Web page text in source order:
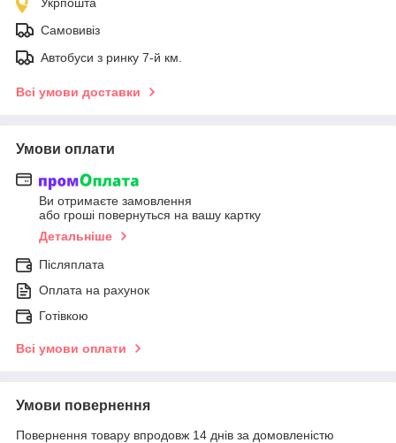
Укрпошта
Самовивіз
Автобуси з ринку 7-й км.
Всі умови доставки
Умови оплати
Ви отримаєте замовлення
або гроші повернуться на вашу картку
Детальніше
Післяплата
Оплата на рахунок
Готівкою
Всі умови оплати
Умови повернення
Повернення товару впродовж 14 днів за домовленістю